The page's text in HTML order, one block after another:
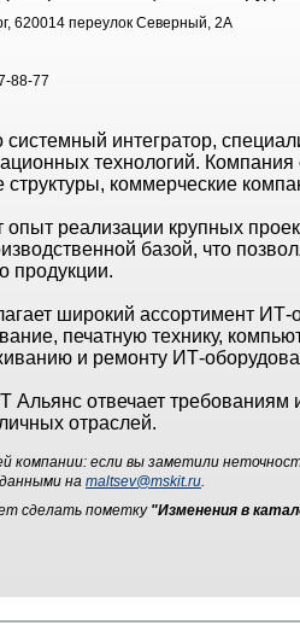
620014 переулок Северный, 2А
88-77
интегратор,
технологий. Компания
структуры, коммерческие
реализации крупных
базой, что
продукции.
широкий ассортимент
печатную технику,
и ремонту ИТ-
Альянс отвечает
отраслей.
компании: если вы заметили
на maltsev@mskit.ru.
сделать пометку "Изменения в